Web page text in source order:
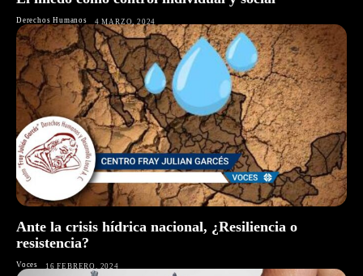
Derechos Humanos 4 MARZO, 2024
Ante la crisis hídrica nacional, ¿Resiliencia o
resistencia?
Voces 16 FEBRERO, 2024